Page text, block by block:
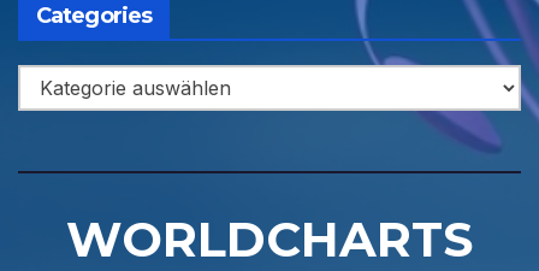
Categories
Categories
WORLDCHARTS